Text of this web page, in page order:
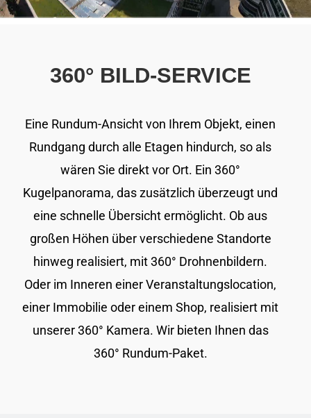
360° BILD-SERVICE
Eine Rundum-Ansicht von Ihrem Objekt, einen
Rundgang durch alle Etagen hindurch, so als
wären Sie direkt vor Ort. Ein 360°
Kugelpanorama, das zusätzlich überzeugt und
eine schnelle Übersicht ermöglicht. Ob aus
großen Höhen über verschiedene Standorte
hinweg realisiert, mit 360° Drohnenbildern.
Oder im Inneren einer Veranstaltungslocation,
einer Immobilie oder einem Shop, realisiert mit
unserer 360° Kamera. Wir bieten Ihnen das
360° Rundum-Paket.